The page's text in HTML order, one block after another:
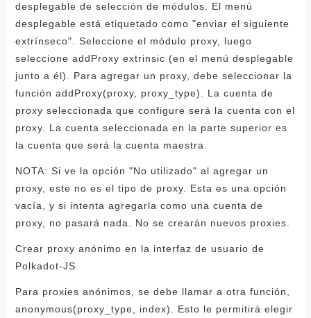
desplegable de selección de módulos. El menú
desplegable está etiquetado como "enviar el siguiente
extrínseco". Seleccione el módulo proxy, luego
seleccione addProxy extrinsic (en el menú desplegable
junto a él). Para agregar un proxy, debe seleccionar la
función addProxy(proxy, proxy_type). La cuenta de
proxy seleccionada que configure será la cuenta con el
proxy. La cuenta seleccionada en la parte superior es
la cuenta que será la cuenta maestra.
NOTA: Si ve la opción "No utilizado" al agregar un
proxy, este no es el tipo de proxy. Esta es una opción
vacía, y si intenta agregarla como una cuenta de
proxy, no pasará nada. No se crearán nuevos proxies.
Crear proxy anónimo en la interfaz de usuario de
Polkadot-JS
Para proxies anónimos, se debe llamar a otra función,
anonymous(proxy_type, index). Esto le permitirá elegir